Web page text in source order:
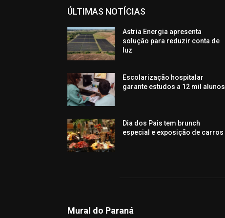
ÚLTIMAS NOTÍCIAS
Astria Energia apresenta
solução para reduzir conta de
luz
Escolarização hospitalar
garante estudos a 12 mil alunos
Dia dos Pais tem brunch
especial e exposição de carros
Mural do Paraná